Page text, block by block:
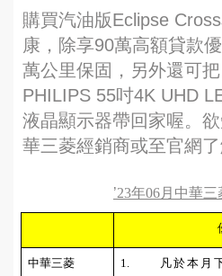
購買汽油版Eclipse
康，除享90萬高額貸款
萬公里保固，另外還可把
PHILIPS 55吋4K UHD
液晶顯示器帶回家喔。
華三菱經銷商或至官網了
’23年06月中華
中華三菱 1. 凡於本月